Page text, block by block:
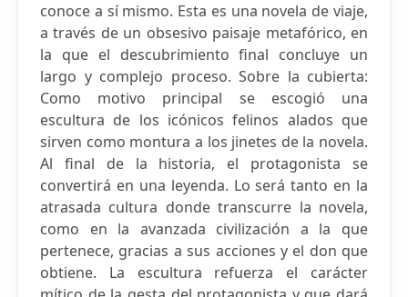
conoce a sí mismo. Esta es una novela de viaje,
a través de un obsesivo paisaje metafórico, en
la que el descubrimiento final concluye un
largo y complejo proceso. Sobre la cubierta:
Como motivo principal se escogió una
escultura de los icónicos felinos alados que
sirven como montura a los jinetes de la novela.
Al final de la historia, el protagonista se
convertirá en una leyenda. Lo será tanto en la
atrasada cultura donde transcurre la novela,
como en la avanzada civilización a la que
pertenece, gracias a sus acciones y el don que
obtiene. La escultura refuerza el carácter